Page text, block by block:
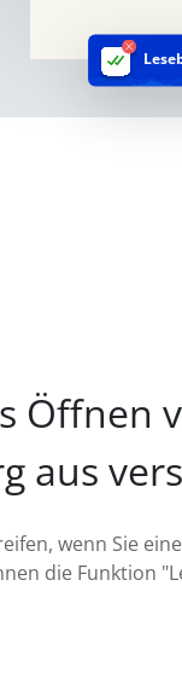
Öffnen
aus
wenn Sie
die Funktion